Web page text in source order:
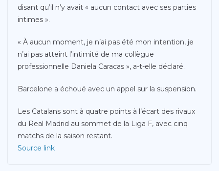
disant qu’il n’y avait « aucun contact avec ses parties
intimes ».
« À aucun moment, je n’ai pas été mon intention, je
n’ai pas atteint l’intimité de ma collègue
professionnelle Daniela Caracas », a-t-elle déclaré.
Barcelone a échoué avec un appel sur la suspension.
Les Catalans sont à quatre points à l’écart des rivaux
du Real Madrid au sommet de la Liga F, avec cinq
matchs de la saison restant.
Source link